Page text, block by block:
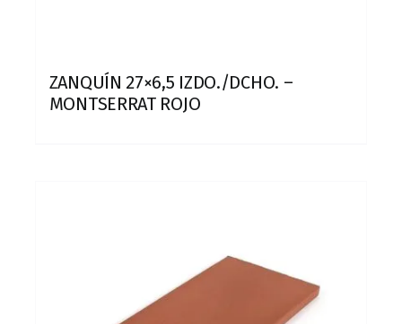
ZANQUÍN 27×6,5 IZDO./DCHO. –
MONTSERRAT ROJO